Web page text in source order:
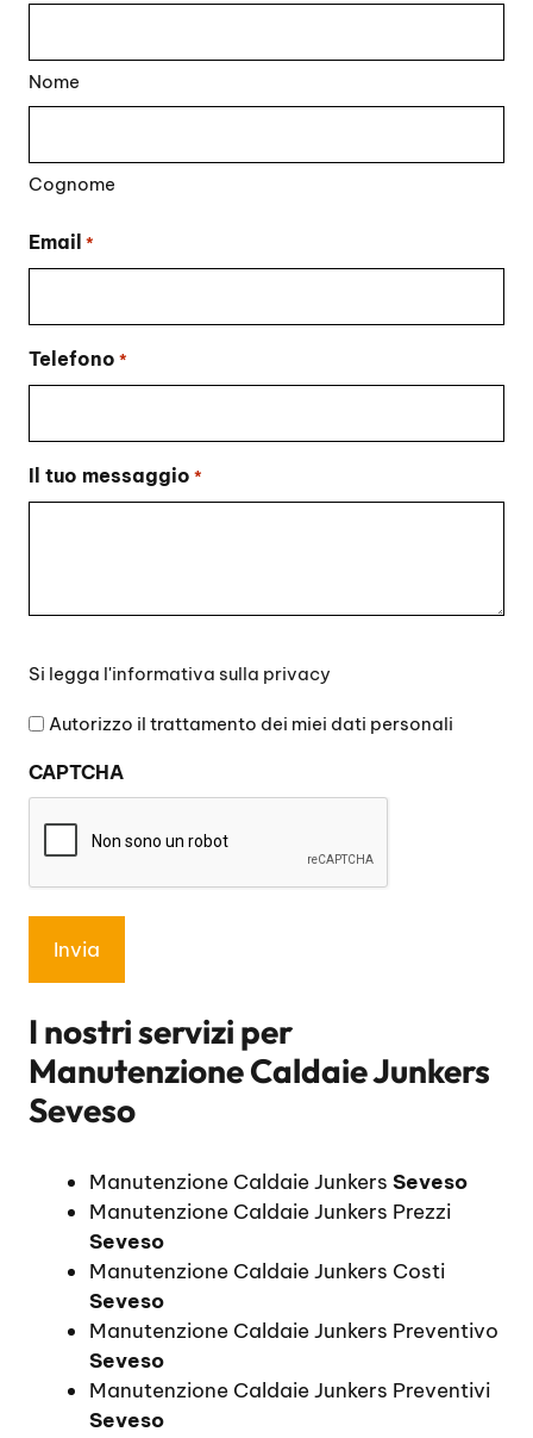
Nome
Cognome
Email *
Telefono *
Il tuo messaggio *
legga
l'informativa
privacy
Si legga l'informativa sulla privacy
Autorizzo il trattamento dei miei dati personali
CAPTCHA
I nostri servizi per
Manutenzione Caldaie Junkers
Seveso
Manutenzione Caldaie Junkers Seveso
Manutenzione Caldaie Junkers Prezzi
Seveso
Manutenzione Caldaie Junkers Costi
Seveso
Manutenzione Caldaie Junkers Preventivo
Seveso
Manutenzione Caldaie Junkers Preventivi
Seveso